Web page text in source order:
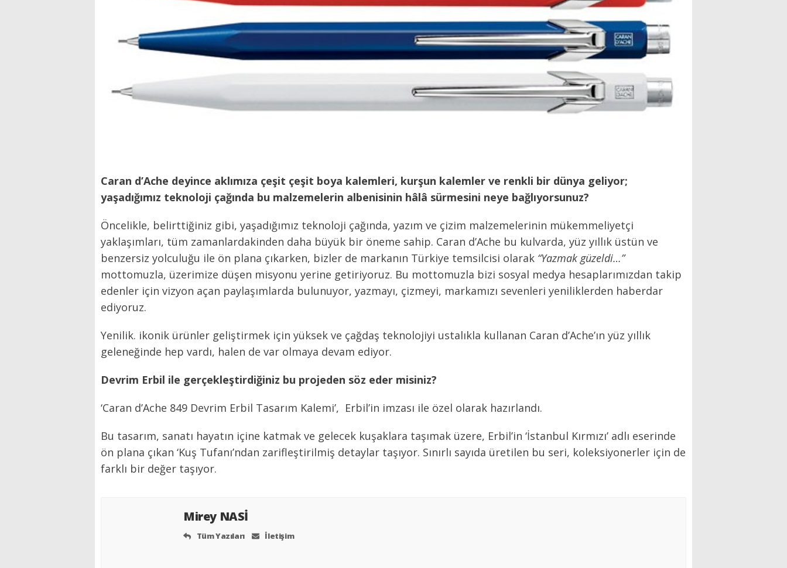
Caran d’Ache deyince aklımıza çeşit çeşit boya kalemleri, kurşun kalemler ve renkli bir dünya geliyor;
yaşadığımız teknoloji çağında bu malzemelerin albenisinin hâlâ sürmesini neye bağlıyorsunuz?
Öncelikle, belirttiğiniz gibi, yaşadığımız teknoloji çağında, yazım ve çizim malzemelerinin mükemmeliyetçi
yaklaşımları, tüm zamanlardakinden daha büyük bir öneme sahip. Caran d’Ache bu kulvarda, yüz yıllık üstün ve
benzersiz yolculuğu ile ön plana çıkarken, bizler de markanın Türkiye temsilcisi olarak “Yazmak güzeldi…”
mottomuzla, üzerimize düşen misyonu yerine getiriyoruz. Bu mottomuzla bizi sosyal medya hesaplarımızdan takip
edenler için vizyon açan paylaşımlarda bulunuyor, yazmayı, çizmeyi, markamızı sevenleri yeniliklerden haberdar
ediyoruz.
Yenilik. ikonik ürünler geliştirmek için yüksek ve çağdaş teknolojiyi ustalıkla kullanan Caran d’Ache’ın yüz yıllık
geleneğinde hep vardı, halen de var olmaya devam ediyor.
Devrim Erbil ile gerçekleştirdiğiniz bu projeden söz eder misiniz?
‘Caran d’Ache 849 Devrim Erbil Tasarım Kalemi’, Erbil’in imzası ile özel olarak hazırlandı.
Bu tasarım, sanatı hayatın içine katmak ve gelecek kuşaklara taşımak üzere, Erbil’in ‘İstanbul Kırmızı’ adlı eserinde
ön plana çıkan ‘Kuş Tufanı’ndan zarifleştirilmiş detaylar taşıyor. Sınırlı sayıda üretilen bu seri, koleksiyonerler için de
farklı bir değer taşıyor.
Mirey NASİ
Tüm Yazıları İletişim